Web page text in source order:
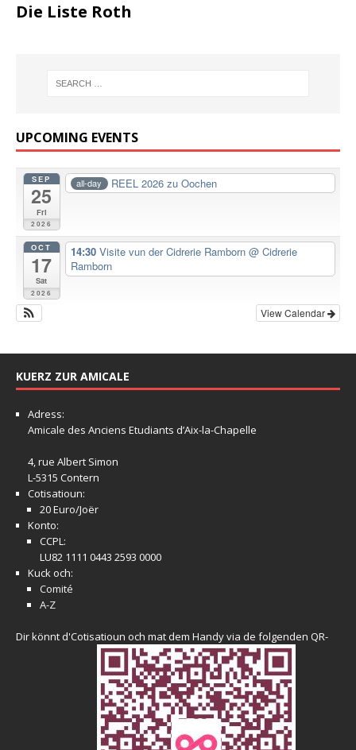
Die Liste Roth
UPCOMING EVENTS
SEP
25
Fri
2026
all-day REEL 2026 zu Oochen
OCT
17
Sat
2026
14:30 Visite vun der Cidrerie Ramborn @ Cidrerie
Ramborn
View Calendar
KUERZ ZUR AMICALE
Adress:
Amicale des Anciens Etudiants d’Aix-la-Chapelle
4, rue Albert Simon
L-5315 Contern
Cotisatioun:
20 Euro/Joër
Konto:
CCPL:
LU82 1111 0443 2593 0000
Kuck och:
Comité
A-Z
Dir könnt d'Cotisatioun och mat dem Handy via de folgenden QR-